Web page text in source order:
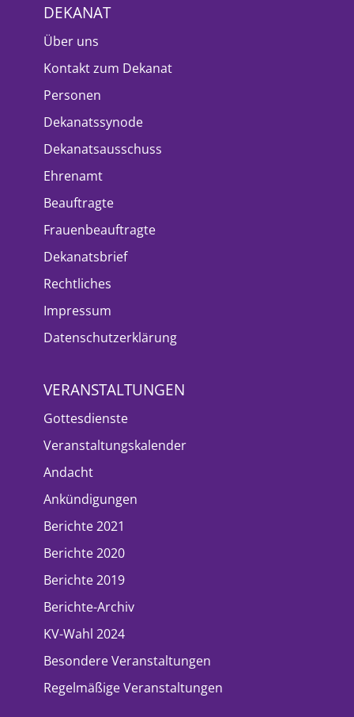
DEKANAT
Über uns
Kontakt zum Dekanat
Personen
Dekanatssynode
Dekanatsausschuss
Ehrenamt
Beauftragte
Frauenbeauftragte
Dekanatsbrief
Rechtliches
Impressum
Datenschutzerklärung
VERANSTALTUNGEN
Gottesdienste
Veranstaltungskalender
Andacht
Ankündigungen
Berichte 2021
Berichte 2020
Berichte 2019
Berichte-Archiv
KV-Wahl 2024
Besondere Veranstaltungen
Regelmäßige Veranstaltungen